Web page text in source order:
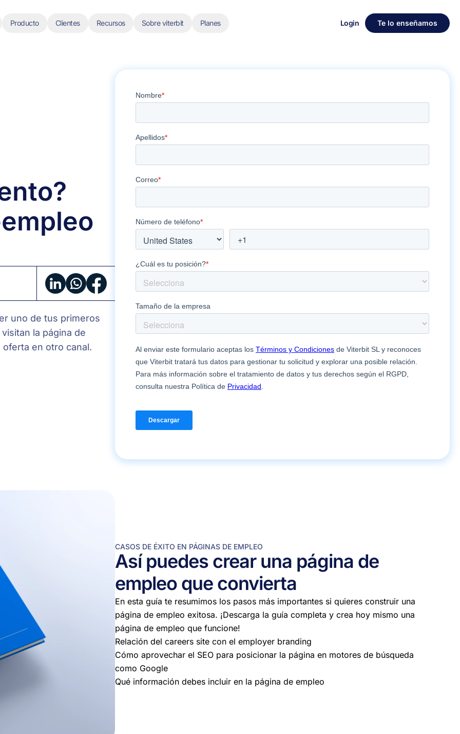
Login Te lo enseñamos
Producto Clientes Recursos Sobre viterbit Planes
¿Quieres
talento?
Crea
empleo
funcione
empleo
uno de tus primeros
la página de
en otro canal.
CASOS DE ÉXITO EN PÁGINAS DE EMPLEO
Así puedes crear una página de
empleo que convierta
En esta guía te resumimos los pasos más importantes si quieres construir una
página de empleo exitosa. ¡Descarga la guía completa y crea hoy mismo una
página de empleo que funcione!
Relación del careers site con el employer branding
Cómo aprovechar el SEO para posicionar la página en motores de búsqueda
como Google
Qué información debes incluir en la página de empleo